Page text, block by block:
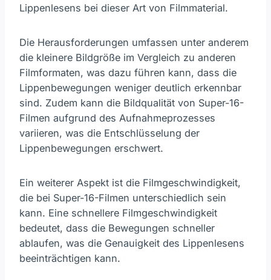
Lippenlesens bei dieser Art von Filmmaterial.
Die Herausforderungen umfassen unter anderem
die kleinere Bildgröße im Vergleich zu anderen
Filmformaten, was dazu führen kann, dass die
Lippenbewegungen weniger deutlich erkennbar
sind. Zudem kann die Bildqualität von Super-16-
Filmen aufgrund des Aufnahmeprozesses
variieren, was die Entschlüsselung der
Lippenbewegungen erschwert.
Ein weiterer Aspekt ist die Filmgeschwindigkeit,
die bei Super-16-Filmen unterschiedlich sein
kann. Eine schnellere Filmgeschwindigkeit
bedeutet, dass die Bewegungen schneller
ablaufen, was die Genauigkeit des Lippenlesens
beeinträchtigen kann.